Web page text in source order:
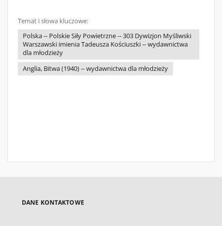
Temat i słowa kluczowe:
Polska -- Polskie Siły Powietrzne -- 303 Dywizjon Myśliwski
Warszawski imienia Tadeusza Kościuszki -- wydawnictwa
dla młodzieży
Anglia, Bitwa (1940) -- wydawnictwa dla młodzieży
DANE KONTAKTOWE